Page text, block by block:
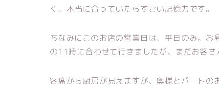
く、本当に合っていたらすごい記憶力です。
ちなみにこのお店の営業日は、平日のみ。
の11時に合わせて行きましたが、まだお客
客席から厨房が見えますが、奥様とパート